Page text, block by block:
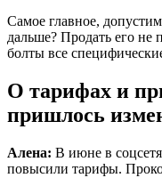
Самое главное,
дальше? Продать его не
болты все
О тарифах и
пришлось
Алена: В июне в
повысили тарифы.